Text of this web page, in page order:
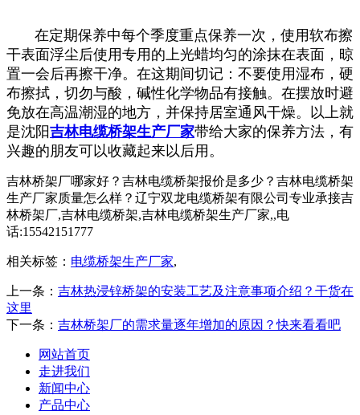
在定期保养中每个季度重点保养一次，使用软布擦
干表面浮尘后使用专用的上光蜡均匀的涂抹在表面，晾
置一会后再擦干净。在这期间切记：不要使用湿布，硬
布擦拭，切勿与酸，碱性化学物品有接触。在摆放时避
免放在高温潮湿的地方，并保持居室通风干燥。以上就
是沈阳吉林电缆桥架生产厂家带给大家的保养方法，有
兴趣的朋友可以收藏起来以后用。
吉林桥架厂哪家好？吉林电缆桥架报价是多少？吉林电缆桥架
生产厂家质量怎么样？辽宁双龙电缆桥架有限公司专业承接吉
林桥架厂,吉林电缆桥架,吉林电缆桥架生产厂家,,电
话:15542151777
相关标签： 电缆桥架生产厂家,
上一条： 吉林热浸锌桥架的安装工艺及注意事项介绍？干货在
这里
下一条： 吉林桥架厂的需求量逐年增加的原因？快来看看吧
网站首页
走进我们
新闻中心
产品中心